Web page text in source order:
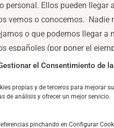
el Consentimiento de
propias y de terceros para mejorar
de análisis y ofrecer un mejor servicio.
pinchando en Configurar
Ellos pueden
vemos o conocemos.
o que podemos llegar a
españoles (por poner el
después de años, como los
del mercado producirá de
visión de la persona es
que menos utilizamos